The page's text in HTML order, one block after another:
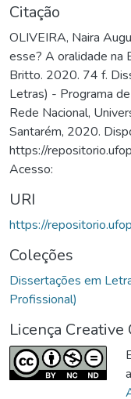
Citação
OLIVEIRA, Naira
esse? A oralidade na
Britto. 2020. 74 f.
Letras) - Programa
Rede Nacional,
Santarém, 2020.
https://
Acesso:
URI
https://
Coleções
Dissertações em
Profissional)
Licença Creative